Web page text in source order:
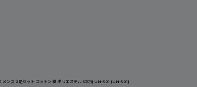
メンズ 2足セット コットン 綿 ポリエステル 5本指 UN-501 [UN-501]